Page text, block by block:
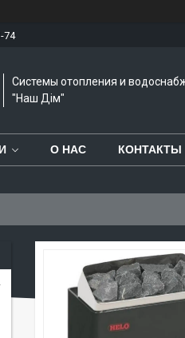
74
Системы отопления и
"Наш Дім"
О НАС КОНТАКТЫ